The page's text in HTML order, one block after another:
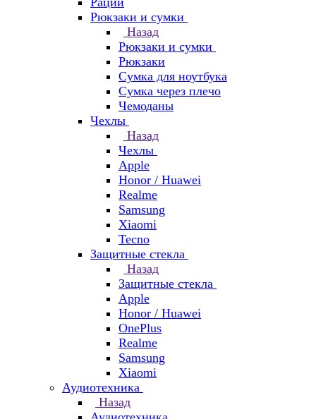
Рюкзаки и сумки
Назад
Рюкзаки и сумки
Рюкзаки
Сумка для ноутбука
Сумка через плечо
Чемоданы
Чехлы
Назад
Чехлы
Apple
Honor / Huawei
Realme
Samsung
Xiaomi
Tecno
Защитные стекла
Назад
Защитные стекла
Apple
Honor / Huawei
OnePlus
Realme
Samsung
Xiaomi
Аудиотехника
Назад